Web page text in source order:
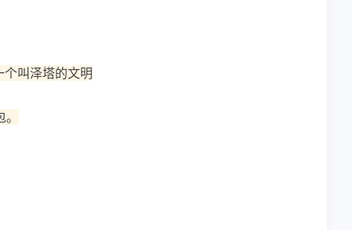
叫泽塔的文明